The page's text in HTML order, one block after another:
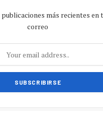
publicaciones más recientes en
correo